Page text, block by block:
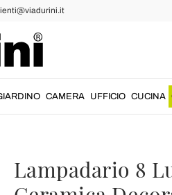
CAMERA UFFICIO CUCINA
Lampadario 8